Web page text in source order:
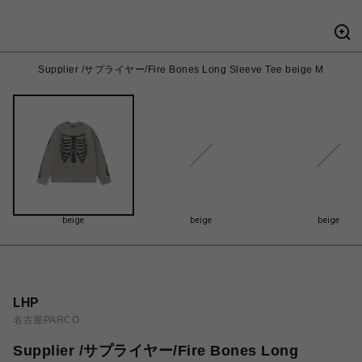
Supplier /サプライヤー/Fire Bones Long Sleeve Tee beige M
beige beige beige
LHP
名古屋PARCO
Supplier /サプライヤー/Fire Bones Long